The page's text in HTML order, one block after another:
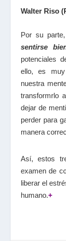
Walter Riso
Por su
sentirse
potenciales
ello, es
nuestra
transformrlo
dejar de
perder para
manera
Así, estos
examen de
liberar el
humano.+